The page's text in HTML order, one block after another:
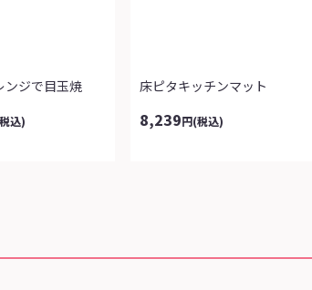
ジで目玉焼
込)
床ピタキッチンマット
8,239円(税込)